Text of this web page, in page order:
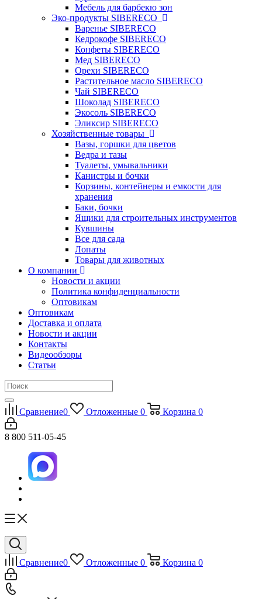
Мебель для барбекю зон
Эко-продукты SIBERECO
Варенье SIBERECO
Кедрокофе SIBERECO
Конфеты SIBERECO
Мед SIBERECO
Орехи SIBERECO
Растительное масло SIBERECO
Чай SIBERECO
Шоколад SIBERECO
Экосоль SIBERECO
Эликсир SIBERECO
Хозяйственные товары
Вазы, горшки для цветов
Ведра и тазы
Туалеты, умывальники
Канистры и бочки
Корзины, контейнеры и емкости для
хранения
Баки, бочки
Ящики для строительных инструментов
Кувшины
Все для сада
Лопаты
Товары для животных
О компании
Новости и акции
Политика конфиденциальности
Оптовикам
Оптовикам
Доставка и оплата
Новости и акции
Контакты
Видеообзоры
Статьи
Сравнение0 Отложенные 0 Корзина 0
8 800 511-05-45
Сравнение0 Отложенные 0 Корзина 0